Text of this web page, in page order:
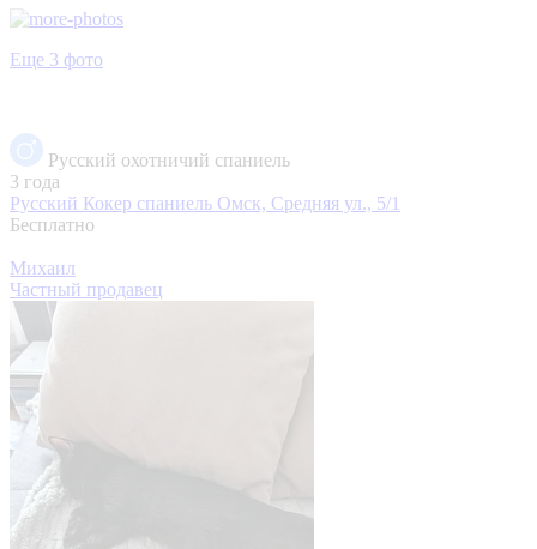
Еще 3 фото
Русский охотничий спаниель
3 года
Русский Кокер спаниель Омск, Средняя ул., 5/1
Бесплатно
Михаил
Частный продавец